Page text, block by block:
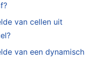
van cellen uit
van een dynamisch